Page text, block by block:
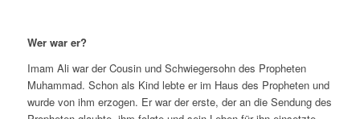
Wer war er?
Imam Ali war der Cousin und Schwiegersohn des Propheten
Muhammad. Schon als Kind lebte er im Haus des Propheten und
wurde von ihm erzogen. Er war der erste, der an die Sendung des